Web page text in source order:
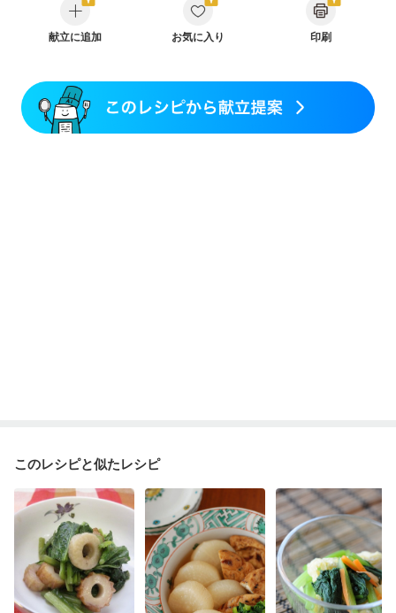
飲み込みにくい
味の感じ方が変わった
食欲がない
妊娠中(初期)
妊婦健診・体重増加が気になる（初期）
妊娠糖尿病(初期)
産後（ミルク）
骨折 骨粗しょう症
関節リウマチ
フレイル（年齢に合わせた体作り）
献立に追加 お気に入り 印刷
このレシピと似たレシピ